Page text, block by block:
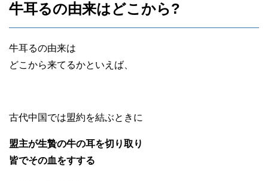
牛耳るの由来はどこから?
牛耳るの由来は
どこから来てるかといえば、
古代中国では盟約を結ぶときに
盟主が生贄の牛の耳を切り取り
皆でその血をすする